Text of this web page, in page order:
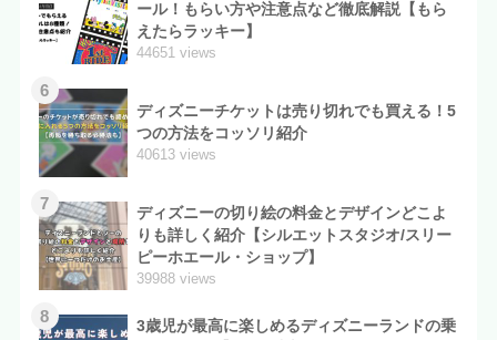
ール！もらい方や注意点など徹底解説【もら
えたらラッキー】
44651 views
6
ディズニーチケットは売り切れでも買える！5
つの方法をコッソリ紹介
40613 views
7
ディズニーの切り絵の料金とデザインどこよ
りも詳しく紹介【シルエットスタジオ/スリー
ピーホエール・ショップ】
39988 views
8
3歳児が最高に楽しめるディズニーランドの乗